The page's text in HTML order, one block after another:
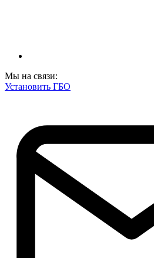
Мы на связи:
Установить ГБО